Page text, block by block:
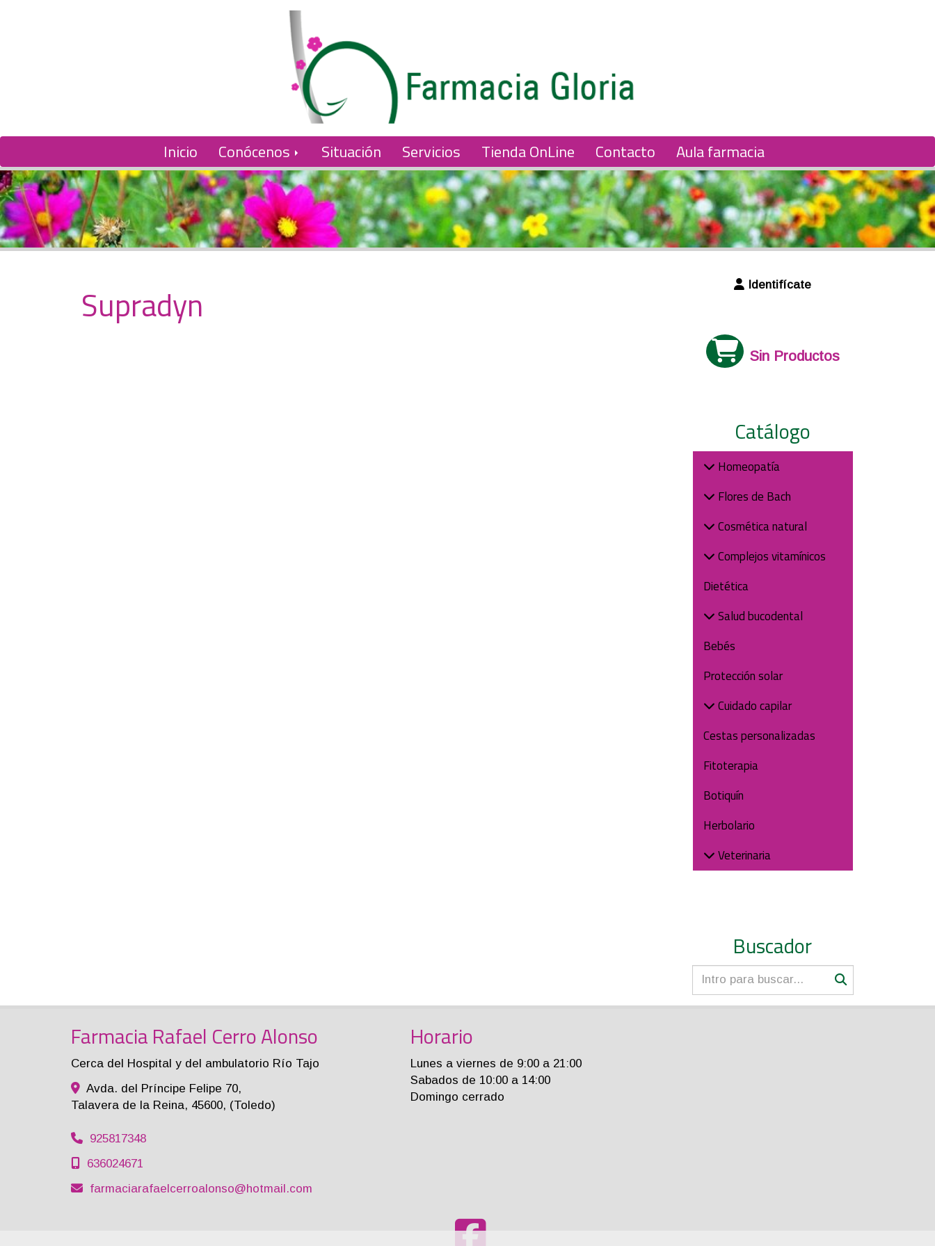
Inicio Conócenos Situación Servicios Tienda OnLine Contacto Aula farmacia
Supradyn Identifícate
Sin Productos
Catálogo
Homeopatía
Flores de Bach
Cosmética natural
Complejos vitamínicos
Dietética
Salud bucodental
Bebés
Protección solar
Cuidado capilar
Cestas personalizadas
Fitoterapia
Botiquín
Herbolario
Veterinaria
Buscador
Farmacia Rafael Cerro Alonso
Cerca del Hospital y del ambulatorio Río Tajo
Avda. del Príncipe Felipe 70,
Talavera de la Reina, 45600, (Toledo)
925817348
636024671
farmaciarafaelcerroalonso
hotmail.com
Horario
Lunes a viernes de 9:00 a 21:00
Sabados de 10:00 a 14:00
Domingo cerrado